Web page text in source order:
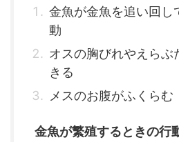
金魚が金魚を追い回し
動
オスの胸びれやえらぶ
きる
メスのお腹がふくらむ
金魚が繁殖するときの行